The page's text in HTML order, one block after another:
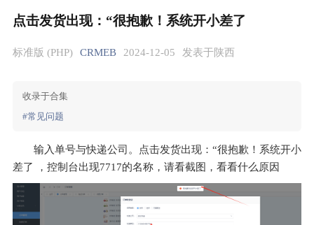
点击发货出现：“很抱歉！系统开小差了
标准版 (PHP) CRMEB 2024-12-05 发表于陕西
收录于合集
#常见问题
输入单号与快递公司。点击发货出现：“很抱歉！系统开小
差了 ，控制台出现7717的名称，请看截图，看看什么原因